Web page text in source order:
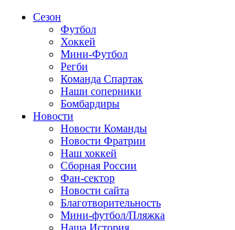
Сезон
Футбол
Хоккей
Мини-Футбол
Регби
Команда Спартак
Наши соперники
Бомбардиры
Новости
Новости Команды
Новости Фратрии
Наш хоккей
Сборная России
Фан-cектор
Новости сайта
Благотворительность
Мини-футбол/Пляжка
Наша История